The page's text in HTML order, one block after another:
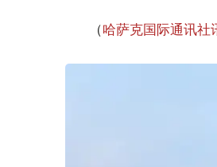
（哈萨克国际通讯社